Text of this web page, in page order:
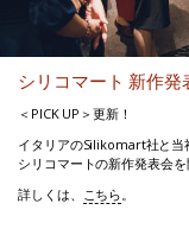
シリコマート 新作発
＜PICK UP＞更新！
イタリアのSilikomart社と当
シリコマートの新作発表会を
詳しくは、
こちら 。